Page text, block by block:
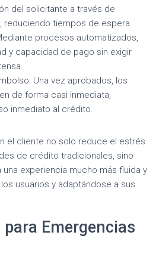
del solicitante a través de
reduciendo tiempos de espera.
procesos automatizados,
y capacidad de pago sin exigir
Una vez aprobados, los
de forma casi inmediata,
inmediato al crédito.
el cliente no solo reduce el estrés
de crédito tradicionales, sino
experiencia mucho más fluida y
usuarios y adaptándose a sus
Emergencias